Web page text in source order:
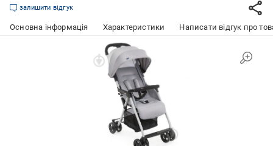
залишити відгук
Основна інформація Характеристики Написати відгук про